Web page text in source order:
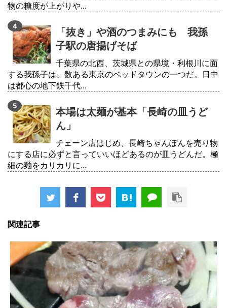
物の糖度が上がりや...
「抜き」や酒のつまみにも 我孫
子駅の唐揚げそば
千葉県の北西、茨城県との県境・利根川に面
する我孫子は、数ある東京のベッドタウンの一つだ。日中
は都心の地下鉄千代...
本場は太麺が基本「長崎の皿うど
ん」
チェーン店はじめ、長崎ちゃんぽんを売り物
にする店に必ずと言っていいほどあるのが皿うどんだ。極
細の麺をカリカリに...
関連記事